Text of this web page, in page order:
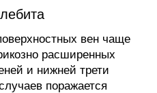
вен чаще
расширенных
и нижней трети
поражается